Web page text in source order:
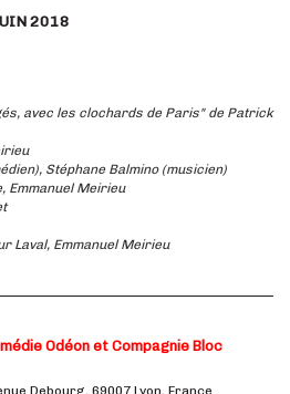
2018
avec les clochards de Paris" de Patrick
Stéphane Balmino (musicien)
Emmanuel Meirieu
Laval, Emmanuel Meirieu
Odéon et Compagnie Bloc
Debourg, 69007 Lyon, France